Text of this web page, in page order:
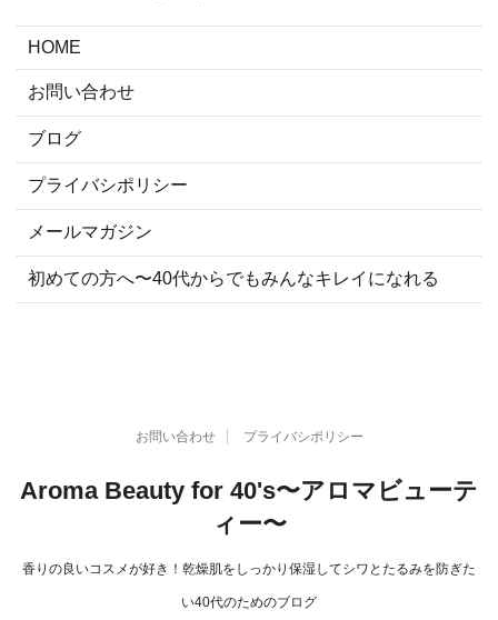
HOME
お問い合わせ
ブログ
プライバシポリシー
メールマガジン
初めての方へ〜40代からでもみんなキレイになれる
お問い合わせ プライバシポリシー
Aroma Beauty for 40's〜アロマビューテ
ィー〜
香りの良いコスメが好き！乾燥肌をしっかり保湿してシワとたるみを防ぎた
い40代のためのブログ